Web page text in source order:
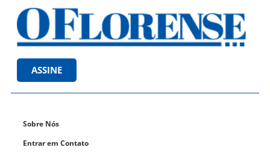
ASSINE
Sobre Nós
Entrar em Contato